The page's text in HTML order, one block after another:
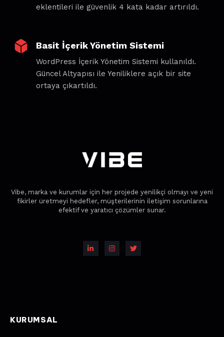
eklentileri ile güvenlik 4 kata kadar artırıldı.
Basit İçerik Yönetim Sistemi
WordPress İçerik Yönetim Sistemi kullanıldı.
Güncel Altyapısı ile Yeniliklere açık bir site
ortaya çıkartıldı.
Vibe, marka ve kurumlar için her projede yenilikçi olmayı ve yeni
fikirler üretmeyi hedefler, müşterilerinin iletişim sorunlarına
efektif ve yaratıcı çözümler sunar.
KURUMSAL